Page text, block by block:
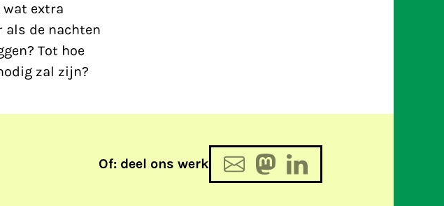
extra
als de nachten
Tot hoe
zal zijn?
Of: deel ons werk